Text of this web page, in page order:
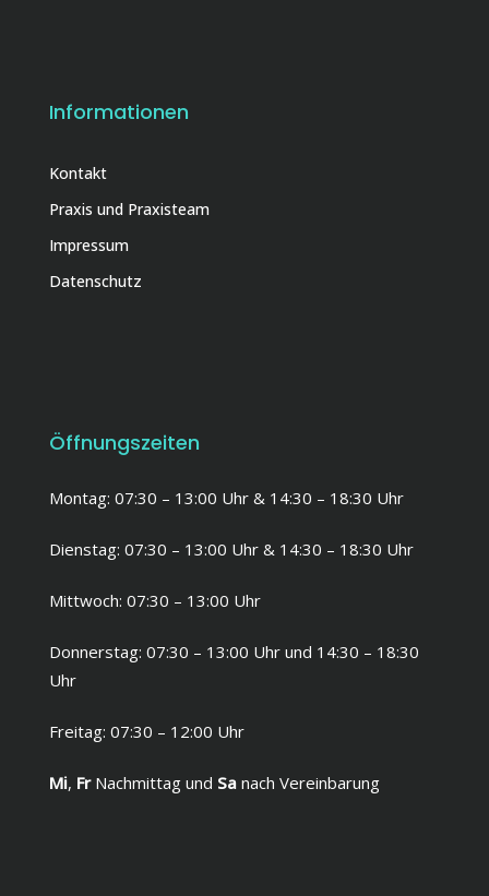
Informationen
Kontakt
Praxis und Praxisteam
Impressum
Datenschutz
Öffnungszeiten
Montag: 07:30 – 13:00 Uhr & 14:30 – 18:30 Uhr
Dienstag: 07:30 – 13:00 Uhr & 14:30 – 18:30 Uhr
Mittwoch: 07:30 – 13:00 Uhr
Donnerstag: 07:30 – 13:00 Uhr und 14:30 – 18:30
Uhr
Freitag: 07:30 – 12:00 Uhr
Mi, FrNachmittag und Sa nach Vereinbarung